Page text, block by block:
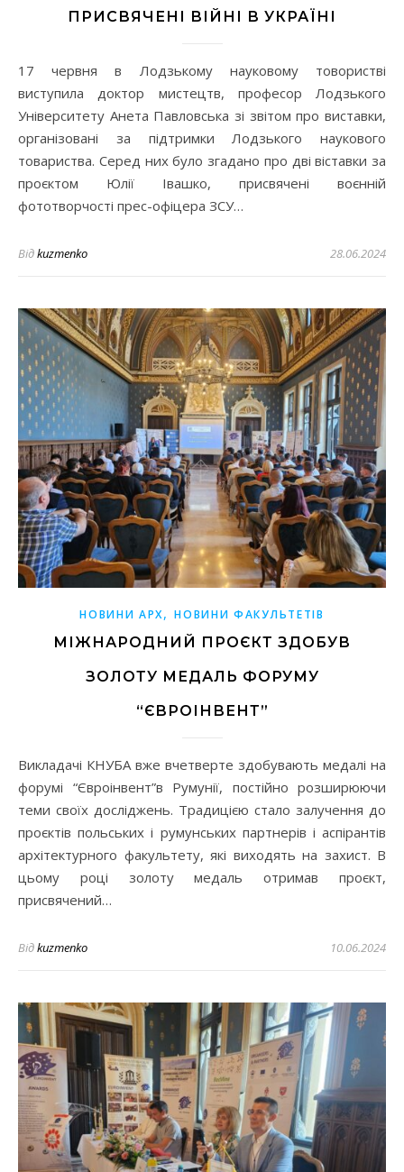
ПРИСВЯЧЕНІ ВІЙНІ В УКРАЇНІ
17 червня в Лодзькому науковому товористві
виступила доктор мистецтв, професор Лодзького
Університету Анета Павловська зі звітом про виставки,
організовані за підтримки Лодзького наукового
товариства. Серед них було згадано про дві віставки за
проєктом Юлії Івашко, присвячені воєнній
фототворчості прес-офіцера ЗСУ…
Відkuzmenko 28.06.2024
НОВИНИ АРХ,НОВИНИ ФАКУЛЬТЕТІВ
МІЖНАРОДНИЙ ПРОЄКТ ЗДОБУВ
ЗОЛОТУ МЕДАЛЬ ФОРУМУ
“ЄВРОІНВЕНТ”
Викладачі КНУБА вже вчетверте здобувають медалі на
форумі “Євроінвент”в Румунії, постійно розширюючи
теми своїх досліджень. Традицією стало залучення до
проєктів польських і румунських партнерів і аспірантів
архітектурного факультету, які виходять на захист. В
цьому році золоту медаль отримав проєкт,
присвячений…
Відkuzmenko 10.06.2024